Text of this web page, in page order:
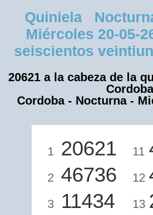
Quiniela
Miércoles 20-05-
seiscientos
20621 a la cabeza de la
Cordoba - Nocturna -
1 20621
2 46736
3 11434
11
12
13